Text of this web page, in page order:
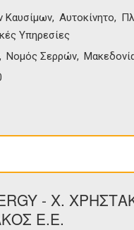
Καυσίμων Αυτοκίνητο
Υπηρεσίες
Νομός Σερρών
- Χ.
Ε.Ε.